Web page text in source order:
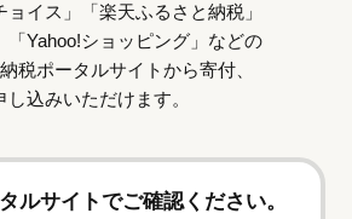
ョイス」「楽天ふるさと納税」
「Yahoo!ショッピング」などの
税ポータルサイトから寄付、
し込みいただけます。
ルサイトでご確認ください。